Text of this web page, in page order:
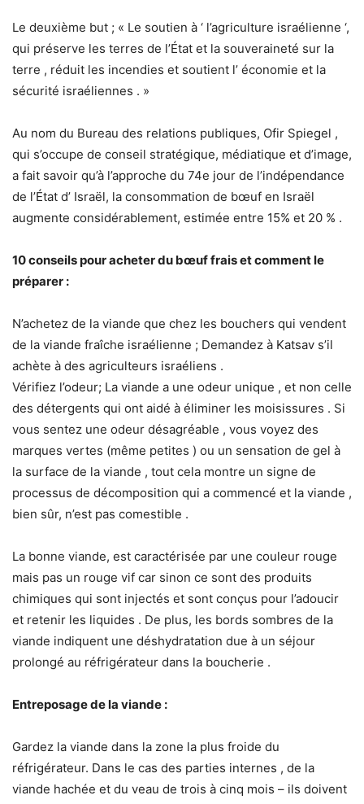
Le deuxième but ; « Le soutien à ‘ l’agriculture israélienne ‘,
qui préserve les terres de l’État et la souveraineté sur la
terre , réduit les incendies et soutient l’ économie et la
sécurité israéliennes . »
Au nom du Bureau des relations publiques, Ofir Spiegel ,
qui s’occupe de conseil stratégique, médiatique et d’image,
a fait savoir qu’à l’approche du 74e jour de l’indépendance
de l’État d’ Israël, la consommation de bœuf en Israël
augmente considérablement, estimée entre 15% et 20 % .
10 conseils pour acheter du bœuf frais et comment le
préparer :
N’achetez de la viande que chez les bouchers qui vendent
de la viande fraîche israélienne ; Demandez à Katsav s’il
achète à des agriculteurs israéliens .
Vérifiez l’odeur; La viande a une odeur unique , et non celle
des détergents qui ont aidé à éliminer les moisissures . Si
vous sentez une odeur désagréable , vous voyez des
marques vertes (même petites ) ou un sensation de gel à
la surface de la viande , tout cela montre un signe de
processus de décomposition qui a commencé et la viande ,
bien sûr, n’est pas comestible .
La bonne viande, est caractérisée par une couleur rouge
mais pas un rouge vif car sinon ce sont des produits
chimiques qui sont injectés et sont conçus pour l’adoucir
et retenir les liquides . De plus, les bords sombres de la
viande indiquent une déshydratation due à un séjour
prolongé au réfrigérateur dans la boucherie .
Entreposage de la viande :
Gardez la viande dans la zone la plus froide du
réfrigérateur. Dans le cas des parties internes , de la
viande hachée et du veau de trois à cinq mois – ils doivent